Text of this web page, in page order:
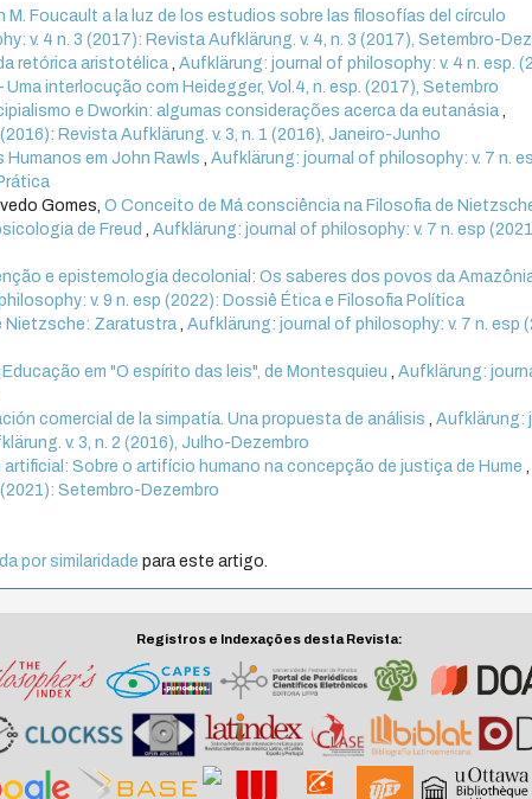
M. Foucault a la luz de los estudios sobre las filosofías del círculo
v. 4 n. 3 (2017): Revista Aufklärung. v. 4, n. 3 (2017), Setembro-
retórica aristotélica ,Aufklärung: journal of philosophy: v. 4 n. esp.
interlocução com Heidegger, Vol.4, n. esp. (2017), Setembro
e Dworkin: algumas considerações acerca da eutanásia
Revista Aufklärung. v. 3, n. 1 (2016), Janeiro-Junho
em John Rawls ,Aufklärung: journal of philosophy: v. 7 n.
Gomes,O Conceito de Má consciência na Filosofia de
de Freud
,Aufklärung: journal of philosophy: v. 7 n. esp
e epistemologia decolonial: Os saberes dos povos da
v. 9 n. esp (2022): Dossiê Ética e Filosofia Política
Nietzsche: Zaratustra ,Aufklärung: journal of philosophy: v. 7 n. esp
em "O espírito das leis", de Montesquieu ,Aufklärung:
comercial de la simpatía. Una propuesta de análisis ,Aufklärung:
v. 3, n. 2 (2016), Julho-Dezembro
Sobre o artifício humano na concepção de justiça de Hume
Setembro-Dezembro
por similaridade para este artigo.
Registros e Indexações desta Revista: